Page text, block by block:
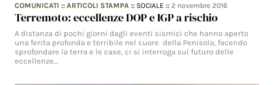
COMUNICATI ::ARTICOLI STAMPA :: SOCIALE ::2 novembre 2016
Terremoto: eccellenze DOP e IGP a rischio
A distanza di pochi giorni dagli eventi sismici che hanno aperto
una ferita profonda e terribile nel cuore della Penisola, facendo
sprofondare la terra e le case, ci si interroga sul futuro delle
eccellenze…